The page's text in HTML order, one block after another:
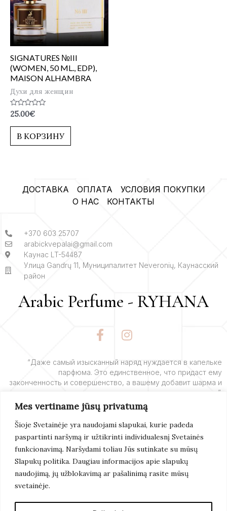
Mes vertiname jūsų privatumą
Šioje Svetainėje yra naudojami slapukai, kurie padeda
paspartinti naršymą ir užtikrinti individualesnį Svetainės
funkcionavimą. Naršydami toliau Jūs sutinkate su mūsų
Slapukų politika. Daugiau informacijos apie slapukų
naudojimą, jų užblokavimą ar pašalinimą rasite mūsų
svetainėje.
SIGNATURES №III
(WOMEN, 50 ML., EDP),
MAISON ALHAMBRA
Духи для женщин
Оценка
из
25.00€
В КОРЗИНУ
ДОСТАВКА ОПЛАТА
УСЛОВИЯ ПОКУПКИ
О НАС
КОНТАКТЫ
+370 603 25707
arabickvepalai@gmail.com
Каунас LT-54487
Улица Gandrų 11, Муниципалитет Neveronių, Каунасский
район
Arabic Perfume - RYHANA
F
a
e
b
o
o
k
-
f
I
n
t
a
g
r
a
m
“Даже самый изысканный наряд нуждается в капельке
парфюма. Это единственное, что придаст ему
законченность и совершенство, а вашему добавит шарма и
очарования”.
Подробнее